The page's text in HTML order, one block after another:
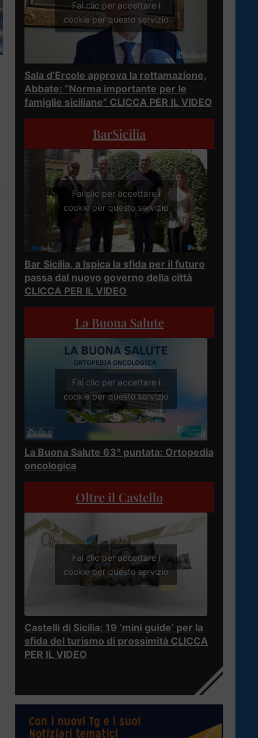
Fai clic per accettare i
cookie per questo servizio
Sala d’Ercole approva la rottamazione,
Abbate: “Norma importante per le
famiglie siciliane” CLICCA PER IL VIDEO
BarSicilia
Fai clic per accettare i
cookie per questo servizio
Bar Sicilia, a Ispica la sfida per il futuro
passa dal nuovo governo della città
CLICCA PER IL VIDEO
La Buona Salute
Fai clic per accettare i
cookie per questo servizio
La Buona Salute 63° puntata: Ortopedia
oncologica
Oltre il Castello
Fai clic per accettare i
cookie per questo servizio
Castelli di Sicilia: 19 ‘mini guide’ per la
sfida del turismo di prossimità CLICCA
PER IL VIDEO